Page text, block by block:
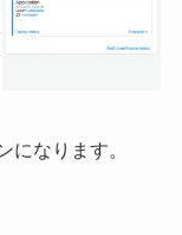
になります。